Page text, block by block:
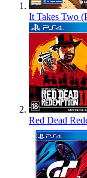
It Takes Two
Red Dead